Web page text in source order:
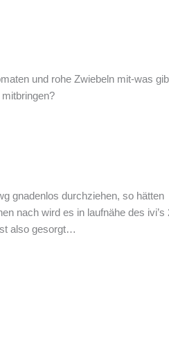
und rohe Zwiebeln mit-was
gnadenlos durchziehen, so hätten
nach wird es in laufnähe des ivi’s
also gesorgt…